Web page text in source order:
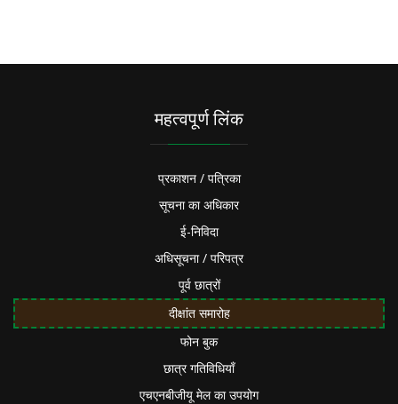
महत्वपूर्ण लिंक
प्रकाशन / पत्रिका
सूचना का अधिकार
ई-निविदा
अधिसूचना / परिपत्र
पूर्व छात्रों
दीक्षांत समारोह
फोन बुक
छात्र गतिविधियाँ
एचएनबीजीयू मेल का उपयोग